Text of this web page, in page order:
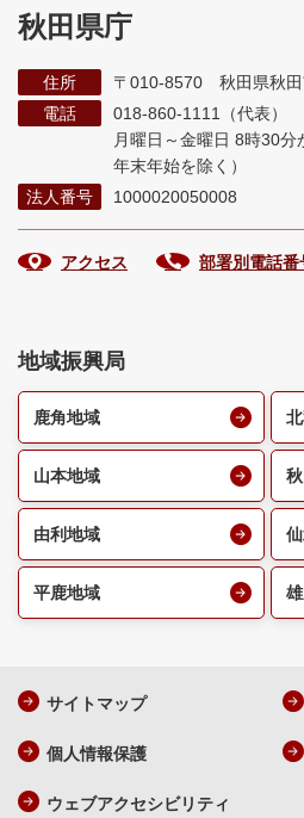
秋田県庁
住所
〒010-8570 秋田県秋田
電話
018-860-1111（代表）
月曜日～金曜日 8時30
年末年始を除く）
法人番号
1000020050008
アクセス 部署別電話番
地域振興局
鹿角地域
山本地域
由利地域
平鹿地域
サイトマップ
個人情報保護
ウェブアクセシビリティ